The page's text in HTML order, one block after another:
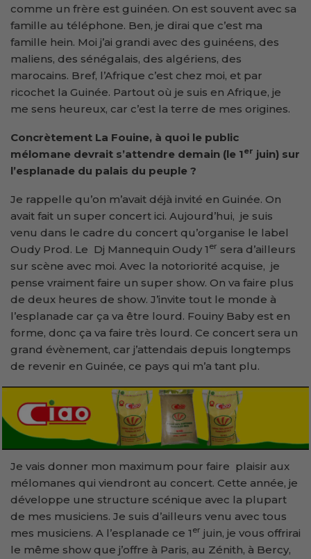
comme un frère est guinéen. On est souvent avec sa
famille au téléphone. Ben, je dirai que c’est ma
famille hein. Moi j’ai grandi avec des guinéens, des
maliens, des sénégalais, des algériens, des
marocains. Bref, l’Afrique c’est chez moi, et par
ricochet la Guinée. Partout où je suis en Afrique, je
me sens heureux, car c’est la terre de mes origines.
Concrètement La Fouine, à quoi le public
mélomane devrait s’attendre demain (le 1er juin) sur
l’esplanade du palais du peuple ?
Je rappelle qu’on m’avait déjà invité en Guinée. On
avait fait un super concert ici. Aujourd’hui, je suis
venu dans le cadre du concert qu’organise le label
Oudy Prod. Le Dj Mannequin Oudy 1 er sera d’ailleurs
sur scène avec moi. Avec la notoriorité acquise, je
pense vraiment faire un super show. On va faire plus
de deux heures de show. J’invite tout le monde à
l’esplanade car ça va être lourd. Fouiny Baby est en
forme, donc ça va faire très lourd. Ce concert sera un
grand évènement, car j’attendais depuis longtemps
de revenir en Guinée, ce pays qui m’a tant plu.
Je vais donner mon maximum pour faire plaisir aux
mélomanes qui viendront au concert. Cette année, je
développe une structure scénique avec la plupart
de mes musiciens. Je suis d’ailleurs venu avec tous
mes musiciens. A l’esplanade ce 1 er juin, je vous offrirai
le même show que j’offre à Paris, au Zénith, à Bercy,